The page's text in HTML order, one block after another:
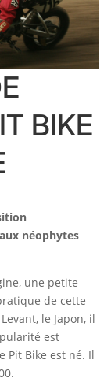
BIKE
néophytes
une petite
de cette
le Japon, il
est
Pit Bike est né. Il